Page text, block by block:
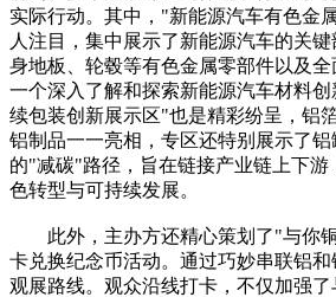
实际行动。其中，"新能源汽车有色金
人注目，集中展示了新能源汽车的关
身地板、轮毂等有色金属零部件以及
一个深入了解和探索新能源汽车材料
续包装创新展示区"也是精彩纷呈，铝
铝制品一一亮相，专区还特别展示了
的"减碳"路径，旨在链接产业链上下游
色转型与可持续发展。
此外，主办方还精心策划了"与你
卡兑换纪念币活动。通过巧妙串联铝
观展路线。观众沿线打卡，不仅加强